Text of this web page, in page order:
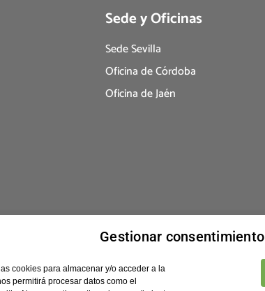
Sede y Oficinas
Sede Sevilla
Oficina de Córdoba
Oficina de Jaén
Gestionar consentimiento
cookies para almacenar y/o acceder a la
permitirá procesar datos como el